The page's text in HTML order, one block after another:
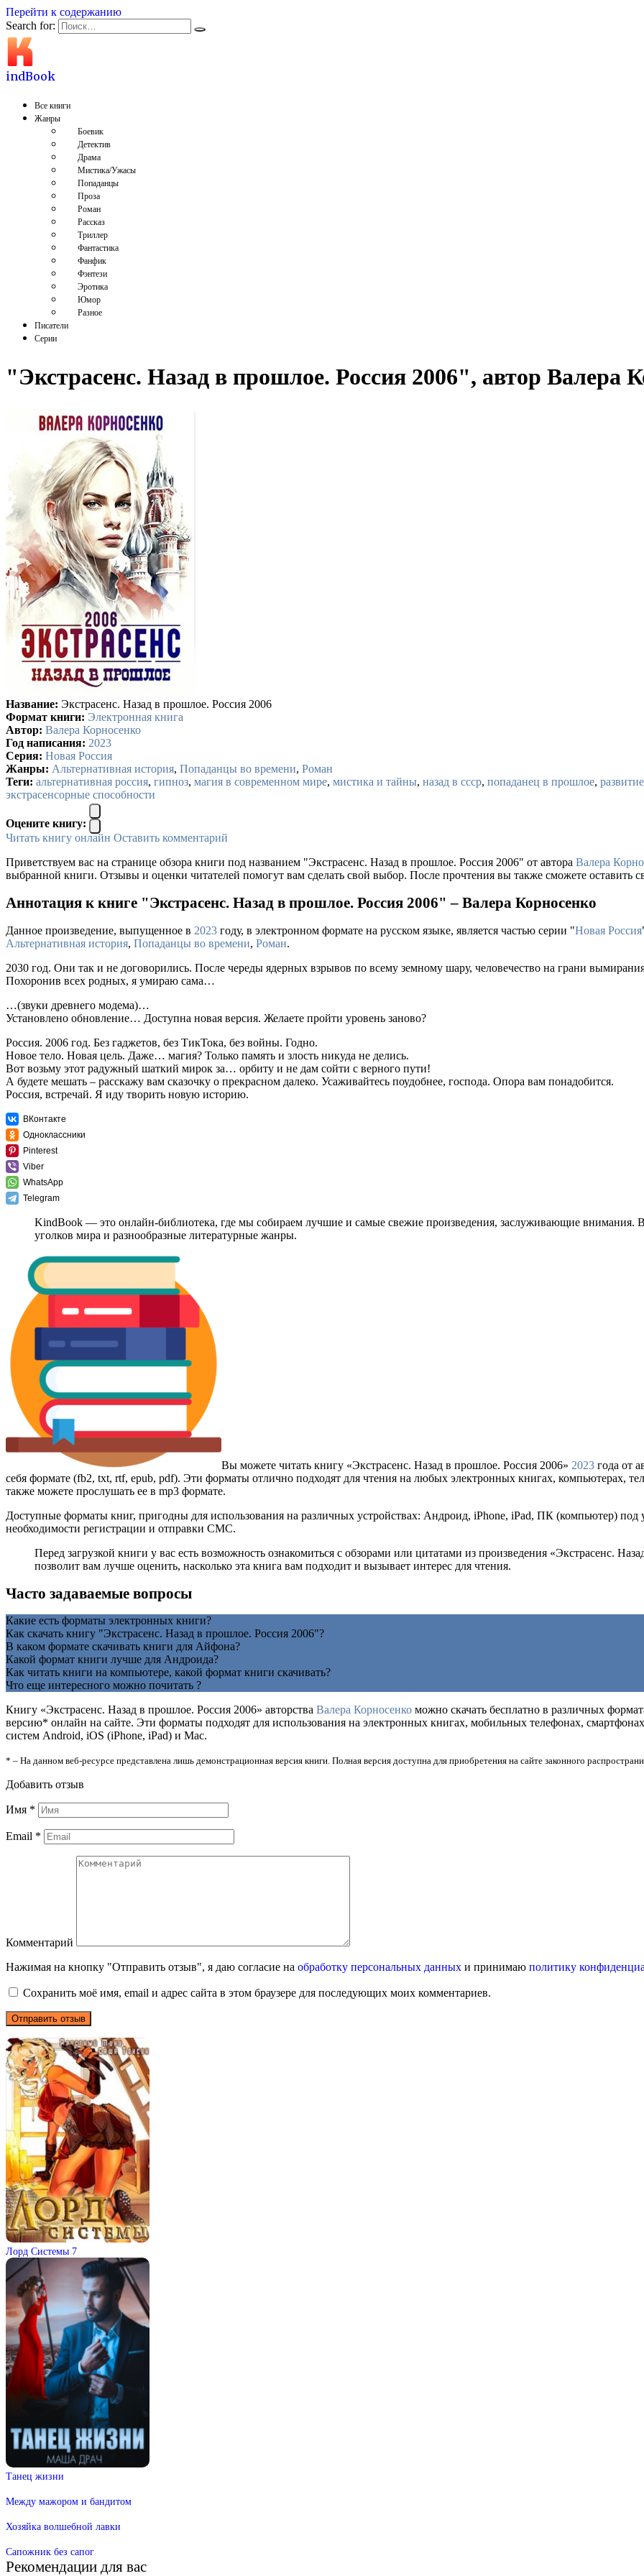
Перейти к содержанию
Search for:
indBook
Все книги
Жанры
Боевик
Детектив
Драма
Мистика/Ужасы
Попаданцы
Проза
Роман
Рассказ
Триллер
Фантастика
Фанфик
Фэнтези
Эротика
Юмор
Разное
Писатели
Серии
"Экстрасенс. Назад в прошлое. Россия 2006", автор Валера
Название: Экстрасенс. Назад в прошлое. Россия 2006
Формат книги: Электронная книга
Автор: Валера Корносенко
Год написания: 2023
Серия: Новая Россия
Жанры: Альтернативная история, Попаданцы во времени, Роман
Теги: альтернативная россия, гипноз, магия в современном мире, мистика и тайны, назад в ссср, попаданец в прошлое,
экстрасенсорные способности
Оцените книгу:
Читать книгу онлайн Оставить комментарий
Приветствуем вас на странице обзора книги под названием "Экстрасенс. Назад в прошлое. Россия 2006" от автора Валера
выбранной книги. Отзывы и оценки читателей помогут вам сделать свой выбор. После прочтения вы также сможете оставить
Аннотация к книге "Экстрасенс. Назад в прошлое. Россия 2006" – Валера Корносенко
Данное произведение, выпущенное в 2023 году, в электронном формате на русском языке, является частью серии "Новая Россия
Альтернативная история, Попаданцы во времени, Роман.
2030 год. Они так и не договорились. После череды ядерных взрывов по всему земному шару, человечество на грани
Похоронив всех родных, я умираю сама…
…(звуки древнего модема)…
Установлено обновление… Доступна новая версия. Желаете пройти уровень заново?
Россия. 2006 год. Без гаджетов, без ТикТока, без войны. Годно.
Новое тело. Новая цель. Даже… магия? Только память и злость никуда не делись.
Вот возьму этот радужный шаткий мирок за… орбиту и не дам сойти с верного пути!
А будете мешать – расскажу вам сказочку о прекрасном далеко. Усаживайтесь поудобнее, господа. Опора вам понадобится.
Россия, встречай. Я иду творить новую историю.
ВКонтакте
Одноклассники
Pinterest
Viber
WhatsApp
Telegram
KindBook — это онлайн-библиотека, где мы собираем лучшие и самые свежие произведения, заслуживающие внимания.
уголков мира и разнообразные литературные жанры.
Вы можете читать книгу «Экстрасенс. Назад в прошлое. Россия 2006» 2023 года от
себя формате (fb2, txt, rtf, epub, pdf). Эти форматы отлично подходят для чтения на любых электронных книгах, компьютерах,
также можете прослушать ее в mp3 формате.
Доступные форматы книг, пригодны для использования на различных устройствах: Андроид, iPhone, iPad, ПК (компьютер)
необходимости регистрации и отправки СМС.
Перед загрузкой книги у вас есть возможность ознакомиться с обзорами или цитатами из произведения «Экстрасенс.
позволит вам лучше оценить, насколько эта книга вам подходит и вызывает интерес для чтения.
Часто задаваемые вопросы
Какие есть форматы электронных книги?
Как скачать книгу "Экстрасенс. Назад в прошлое. Россия 2006"?
В каком формате скачивать книги для Айфона?
Какой формат книги лучше для Андроида?
Как читать книги на компьютере, какой формат книги скачивать?
Что еще интересного можно почитать ?
Книгу «Экстрасенс. Назад в прошлое. Россия 2006» авторства Валера Корносенко можно скачать бесплатно в различных
версию* онлайн на сайте. Эти форматы подходят для использования на электронных книгах, мобильных телефонах,
систем Android, iOS (iPhone, iPad) и Mac.
* – На данном веб-ресурсе представлена лишь демонстрационная версия книги. Полная версия доступна для приобретения на сайте законного
Добавить отзыв
Имя *
Email *
Комментарий
Нажимая на кнопку "Отправить отзыв", я даю согласие на обработку персональных данных и принимаю политику
Сохранить моё имя, email и адрес сайта в этом браузере для последующих моих комментариев.
Лорд Системы 7
Танец жизни
Между мажором и бандитом
Хозяйка волшебной лавки
Сапожник без сапог
Рекомендации для вас